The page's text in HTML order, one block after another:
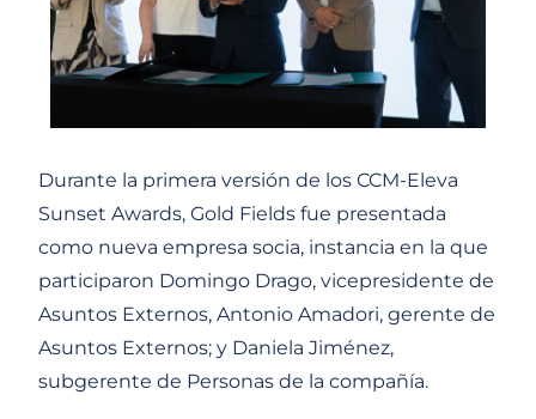
Durante la primera versión de los CCM-Eleva
Sunset Awards, Gold Fields fue presentada
como nueva empresa socia, instancia en la que
participaron Domingo Drago, vicepresidente de
Asuntos Externos, Antonio Amadori, gerente de
Asuntos Externos; y Daniela Jiménez,
subgerente de Personas de la compañía.